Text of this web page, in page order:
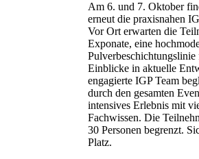
Am 6. und 7. Oktober
erneut die praxisnahen
Vor Ort erwarten die
Exponate, eine
Einblicke in aktuelle
engagierte IGP Team
durch den gesamten
intensives Erlebnis mit
Fachwissen. Die
30 Personen begrenzt.
Platz.